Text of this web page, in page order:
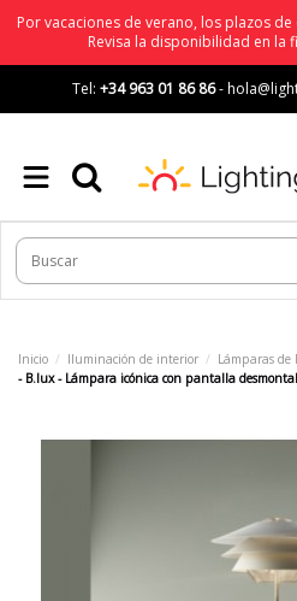
Por vacaciones de verano, los plazos
Revisa la disponibilidad en la
Tel: +34 963 01 86 86-
Inicio Iluminación de interior Lámparas de
- B.lux - Lámpara icónica con pantalla